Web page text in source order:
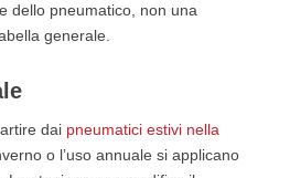
dello pneumatico, non una
generale.
dai pneumatici estivi nella
o l’uso annuale si applicano